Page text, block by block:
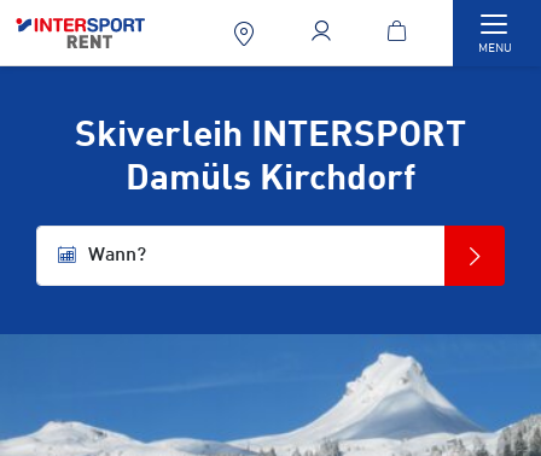
MENU
Skiverleih INTERSPORT
Damüls Kirchdorf
Wann?